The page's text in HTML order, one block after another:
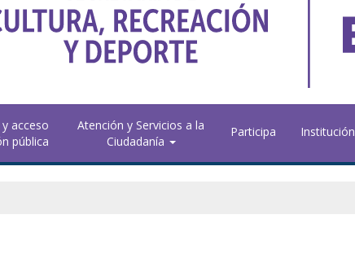
acceso
pública
Atención y Servicios a la
Ciudadanía
Participa Institución